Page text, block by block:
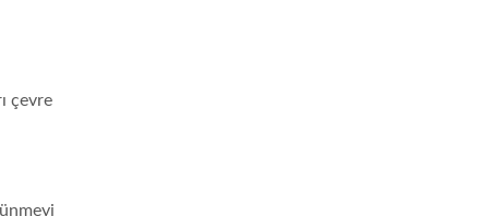
çevre